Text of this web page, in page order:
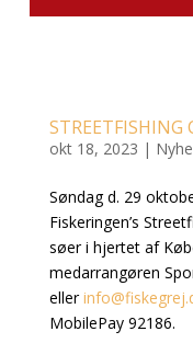
STREETFISHING
okt 18, 2023 |
Søndag d. 29
Fiskeringen’s
søer i hjertet af
medarrangøren
eller
MobilePay 92186.